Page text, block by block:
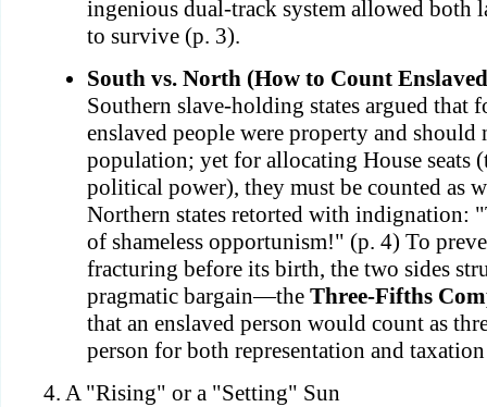
ingenious dual-track system allowed both
to survive (p. 3).
South vs. North (How to Count
Southern slave-holding states argued that
enslaved people were property and
population; yet for allocating House seats
political power), they must be counted as
Northern states retorted with indignation:
of shameless opportunism!" (p. 4) To
fracturing before its birth, the two sides
pragmatic bargain—the Three-Fifths
that an enslaved person would count as
person for both representation and
4. A "Rising" or a "Setting" Sun